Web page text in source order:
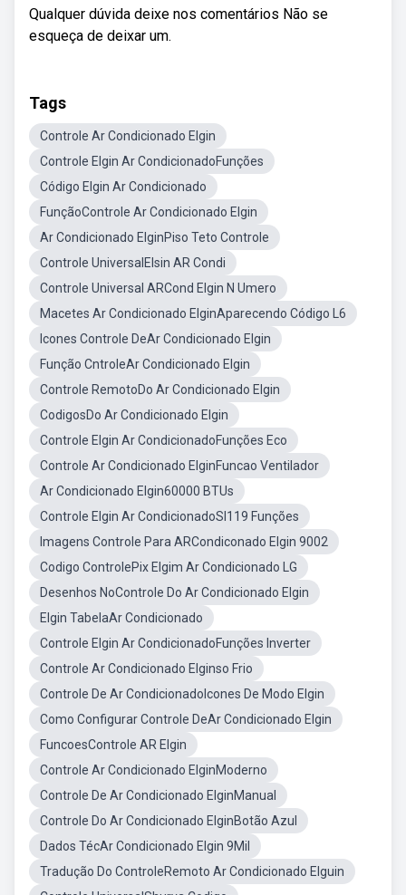
Qualquer dúvida deixe nos comentários Não se
esqueça de deixar um.
Tags
Controle Ar Condicionado Elgin
Controle Elgin Ar CondicionadoFunções
Código Elgin Ar Condicionado
FunçãoControle Ar Condicionado Elgin
Ar Condicionado ElginPiso Teto Controle
Controle UniversalElsin AR Condi
Controle Universal ARCond Elgin N Umero
Macetes Ar Condicionado ElginAparecendo Código L6
Icones Controle DeAr Condicionado Elgin
Função CntroleAr Condicionado Elgin
Controle RemotoDo Ar Condicionado Elgin
CodigosDo Ar Condicionado Elgin
Controle Elgin Ar CondicionadoFunções Eco
Controle Ar Condicionado ElginFuncao Ventilador
Ar Condicionado Elgin60000 BTUs
Controle Elgin Ar CondicionadoSl119 Funções
Imagens Controle Para ARCondiconado Elgin 9002
Codigo ControlePix Elgim Ar Condicionado LG
Desenhos NoControle Do Ar Condicionado Elgin
Elgin TabelaAr Condicionado
Controle Elgin Ar CondicionadoFunções Inverter
Controle Ar Condicionado Elginso Frio
Controle De Ar CondicionadoIcones De Modo Elgin
Como Configurar Controle DeAr Condicionado Elgin
FuncoesControle AR Elgin
Controle Ar Condicionado ElginModerno
Controle De Ar Condicionado ElginManual
Controle Do Ar Condicionado ElginBotão Azul
Dados TécAr Condicionado Elgin 9Mil
Tradução Do ControleRemoto Ar Condicionado Elguin